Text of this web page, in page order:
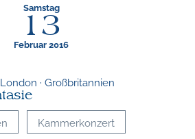
Samstag
13
Februar 2016
· Großbritannien
Kammerkonzert